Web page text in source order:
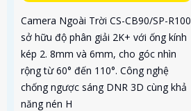
Camera Ngoài Trời CS-CB90/SP-R100
sở hữu độ phân giải 2K+ với ống kính
kép 2. 8mm và 6mm, cho góc nhìn
rộng từ 60° đến 110°. Công nghệ
chống ngược sáng DNR 3D cùng khả
năng nén H